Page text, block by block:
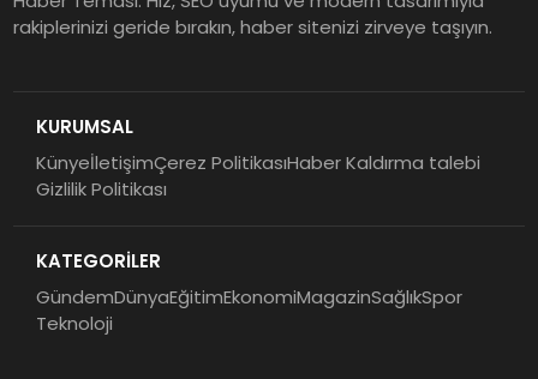
rakiplerinizi geride bırakın, haber sitenizi zirveye taşıyın.
KURUMSAL
KünyeİletişimÇerez PolitikasıHaber Kaldırma talebi
Gizlilik Politikası
KATEGORİLER
GündemDünyaEğitimEkonomiMagazinSağlıkSpor
Teknoloji